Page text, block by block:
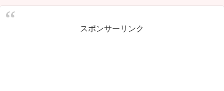
スポンサーリンク